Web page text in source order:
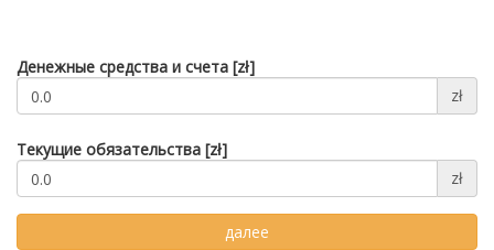
Денежные средства и счета [zł]
zł
Текущие обязательства [zł]
zł